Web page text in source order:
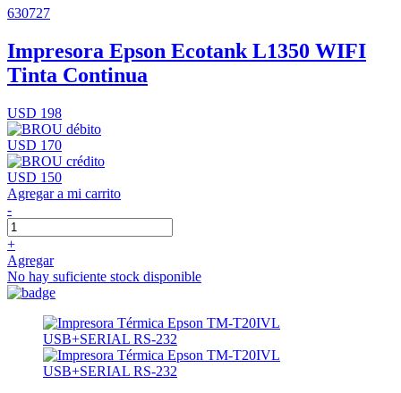
630727
Impresora Epson Ecotank L1350 WIFI
Tinta Continua
USD 198
USD 170
USD 150
Agregar a mi carrito
-
+
Agregar
No hay suficiente stock disponible